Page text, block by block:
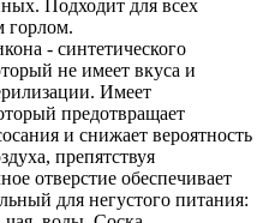
Подходит для всех
горлом.
- синтетического
не имеет вкуса и
Имеет
предотвращает
и снижает вероятность
препятствуя
отверстие обеспечивает
для негустого питания: